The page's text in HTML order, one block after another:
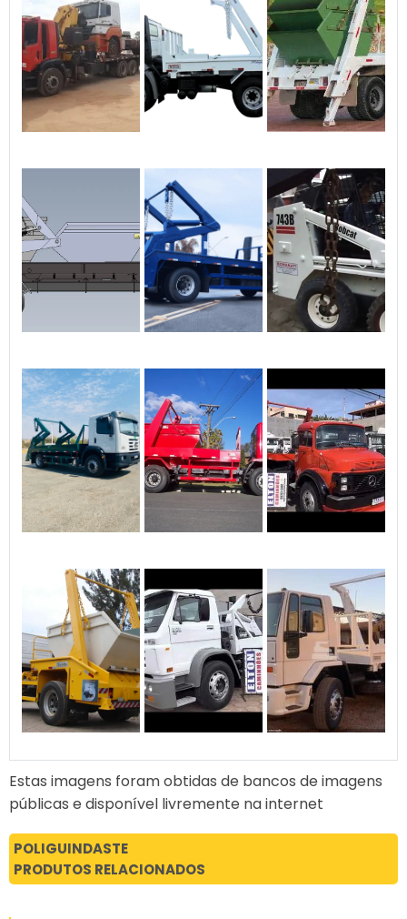
Estas imagens foram obtidas de bancos de imagens
públicas e disponível livremente na internet
POLIGUINDASTE
PRODUTOS RELACIONADOS